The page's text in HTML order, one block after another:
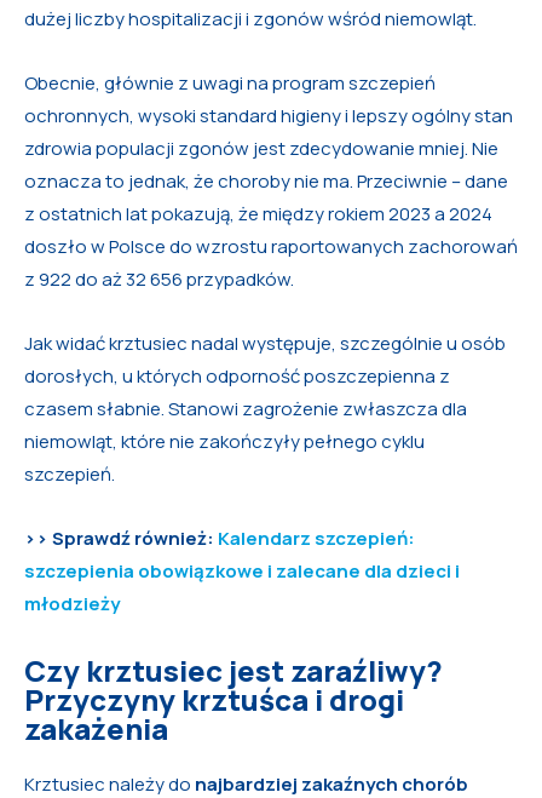
dużej liczby hospitalizacji i zgonów wśród niemowląt.
Obecnie, głównie z uwagi na program szczepień
ochronnych, wysoki standard higieny i lepszy ogólny stan
zdrowia populacji zgonów jest zdecydowanie mniej. Nie
oznacza to jednak, że choroby nie ma. Przeciwnie – dane
z ostatnich lat pokazują, że między rokiem 2023 a 2024
doszło w Polsce do wzrostu raportowanych zachorowań
z 922 do aż 32 656 przypadków.
Jak widać krztusiec nadal występuje, szczególnie u osób
dorosłych, u których odporność poszczepienna z
czasem słabnie. Stanowi zagrożenie zwłaszcza dla
niemowląt, które nie zakończyły pełnego cyklu
szczepień.
>> Sprawdź również: Kalendarz szczepień:
szczepienia obowiązkowe i zalecane dla dzieci i
młodzieży
Czy krztusiec jest zaraźliwy?
Przyczyny krztuśca i drogi
zakażenia
Krztusiec należy do najbardziej zakaźnych chorób